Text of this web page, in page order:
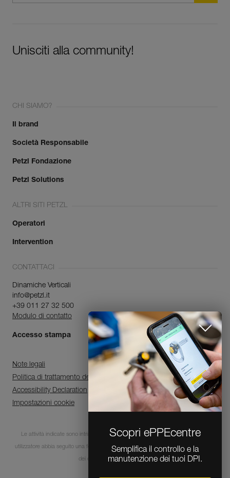
Scopri ePPEcentre
Semplifica il controllo e la
manutenzione dei tuoi DPI.
Unisciti alla community!
CHI SIAMO?
Il brand
Società Responsabile
Petzl Fondazione
Petzl Solutions
ALTRI SITI PETZL
Operatori
Intervention
CONTATTACI
Dinamiche Verticali
info@petzl.it
+39 011 27 32 500
Modulo di contatto
Accesso stampa
Note legali
Politica di trattamento dei dati personali e di gestione dei cookie
Accessibility Declaration
Impostazioni cookie
Le attività indicate sono intrinsecamente pericolose. È indispensabile che ogni
utilizzatore abbia seguito una formazione e disponga delle competenze per l’utilizzo
dei dispositivi in queste attività.